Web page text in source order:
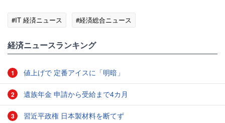
#IT 経済ニュース #経済総合ニュース
経済ニュースランキング
1 値上げで 定番アイスに「明暗」
2 遺族年金 申請から受給まで4カ月
3 習近平政権 日本製材料を断てず